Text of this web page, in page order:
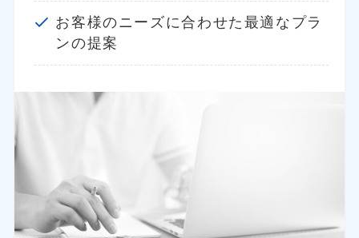
お客様のニーズに合わせた最適なプラ
ンの提案